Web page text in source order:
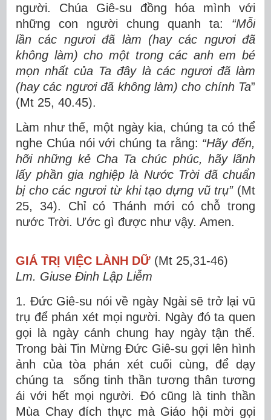
người. Chúa Giê-su đồng hóa mình với
những con người chung quanh ta: “Mỗi
lần các ngươi đã làm (hay các ngươi đã
không làm) cho một trong các anh em bé
mọn nhất của Ta đây là các ngươi đã làm
(hay các ngươi đã không làm) cho chính Ta”
(Mt 25, 40.45).
Làm như thế, một ngày kia, chúng ta có thể
nghe Chúa nói với chúng ta rằng: “Hãy đến,
hỡi những kẻ Cha Ta chúc phúc, hãy lãnh
lấy phần gia nghiệp là Nước Trời đã chuẩn
bị cho các ngươi từ khi tạo dựng vũ trụ”(Mt
25, 34). Chỉ có Thánh mới có chỗ trong
nước Trời. Ước gì được như vậy. Amen.
GIÁ TRỊ VIỆC LÀNH DỮ (Mt 25,31-46)
Lm. Giuse Đinh Lập Liễm
1. Đức Giê-su nói về ngày Ngài sẽ trở lại vũ
trụ để phán xét mọi người. Ngày đó ta quen
gọi là ngày cánh chung hay ngày tận thế.
Trong bài Tin Mừng Đức Giê-su gợi lên hình
ảnh của tòa phán xét cuối cùng, để dạy
chúng ta sống tinh thần tương thân tương
ái với hết mọi người. Đó cũng là tinh thần
Mùa Chay đích thực mà Giáo hội mời gọi